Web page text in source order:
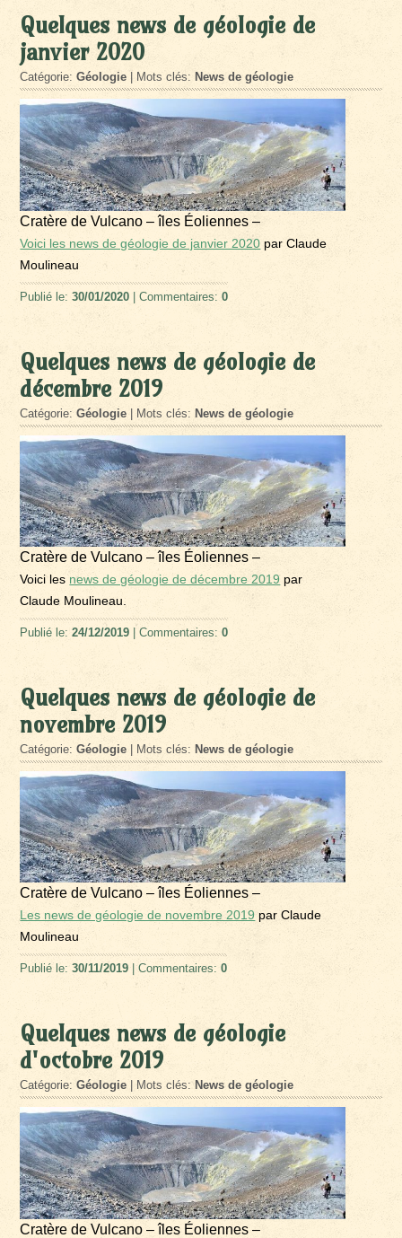
Quelques news de géologie de
janvier 2020
Catégorie:Géologie | Mots clés: News de géologie
Cratère de Vulcano – îles Éoliennes –
Voici les news de géologie de janvier 2020 par Claude
Moulineau
Publié le:30/01/2020 | Commentaires:0
Quelques news de géologie de
décembre 2019
Catégorie:Géologie | Mots clés:News de géologie
Cratère de Vulcano – îles Éoliennes –
Voici les news de géologie de décembre 2019 par
Claude Moulineau.
Publié le:24/12/2019 | Commentaires:0
Quelques news de géologie de
novembre 2019
Catégorie:Géologie | Mots clés: News de géologie
Cratère de Vulcano – îles Éoliennes –
Les news de géologie de novembre 2019 par Claude
Moulineau
Publié le:30/11/2019 | Commentaires:0
Quelques news de géologie
d'octobre 2019
Catégorie:Géologie | Mots clés: News de géologie
Cratère de Vulcano – îles Éoliennes –